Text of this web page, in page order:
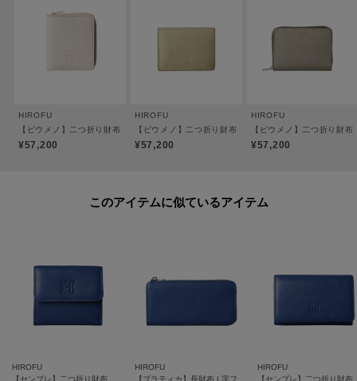
牛革、混合なめし、ナチュラルシュリンク仕上げ。
イタリアのタンナーのレザーを採用。
傷が比較的目立ちにくく、使うほどに柔らかさが増していく革本来の弾力を
愉しめる素材。
金具には、ジュエリーにも使用される高品質なパラディウムメッキを施して
＜Riri®社のスイス製ファスナー＞
滑らかな操作性や美しい光沢が特徴。
シンプルで実用性に富んだ「プラティカ」。
HIROFU
【ピウメノ】二つ折り財布 レザー コンパクトウォレット 本革（商品番号：P25-65310
¥57,200
HIROFU
【ピウメノ】二つ折り財布 レザー コンパクトウォレッ
¥57,200
HIROFU
【ピウメノ】二つ折り財
¥57,200
このアイテムに似ているアイテム
HIROFU
HIROFU
HIROFU